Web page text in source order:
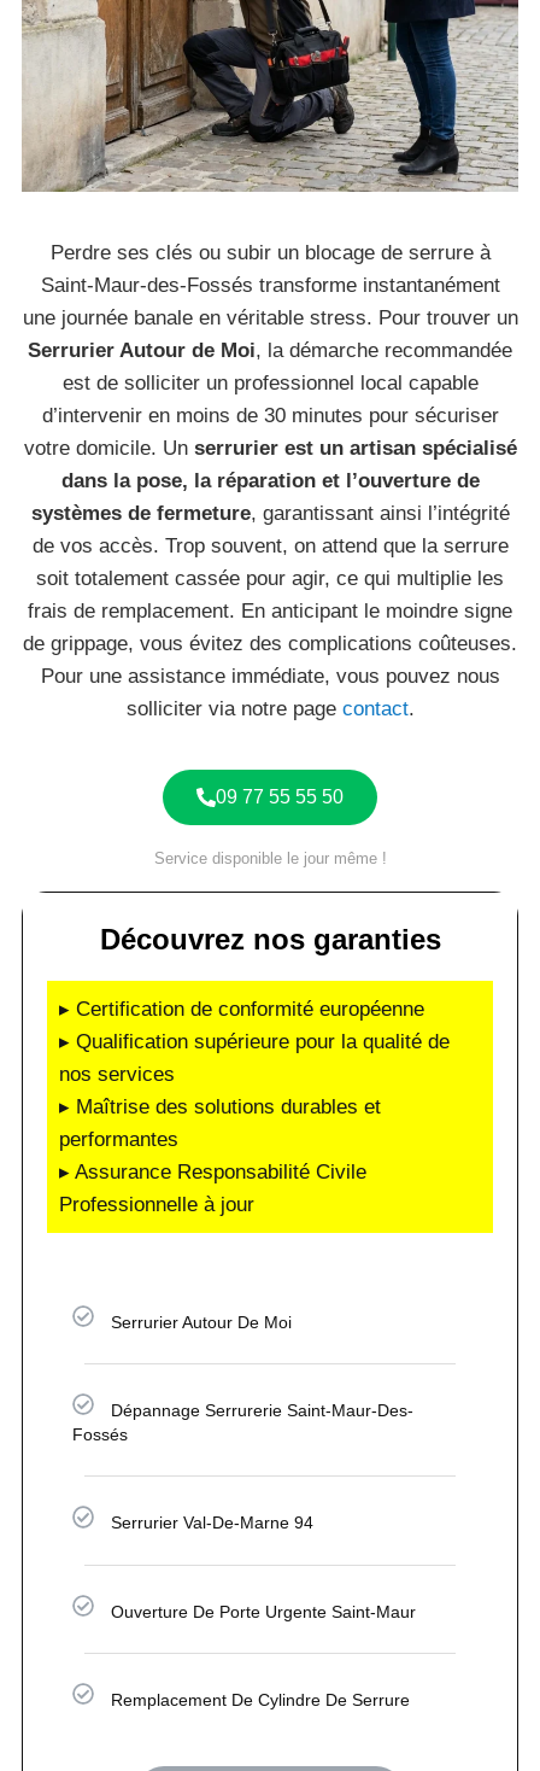
Perdre ses clés ou subir un blocage de serrure à
Saint-Maur-des-Fossés transforme instantanément
une journée banale en véritable stress. Pour trouver un
Serrurier Autour de Moi, la démarche recommandée
est de solliciter un professionnel local capable
d’intervenir en moins de 30 minutes pour sécuriser
votre domicile. Un serrurier est un artisan spécialisé
dans la pose, la réparation et l’ouverture de
systèmes de fermeture, garantissant ainsi l’intégrité
de vos accès. Trop souvent, on attend que la serrure
soit totalement cassée pour agir, ce qui multiplie les
frais de remplacement. En anticipant le moindre signe
de grippage, vous évitez des complications coûteuses.
Pour une assistance immédiate, vous pouvez nous
solliciter via notre page contact.
09 77 55 55 50
Service disponible le jour même !
Découvrez nos garanties
▸ Certification de conformité européenne
▸ Qualification supérieure pour la qualité de
nos services
▸ Maîtrise des solutions durables et
performantes
▸ Assurance Responsabilité Civile
Professionnelle à jour
Serrurier Autour De Moi
Dépannage Serrurerie Saint-Maur-Des-
Fossés
Serrurier Val-De-Marne 94
Ouverture De Porte Urgente Saint-Maur
Remplacement De Cylindre De Serrure